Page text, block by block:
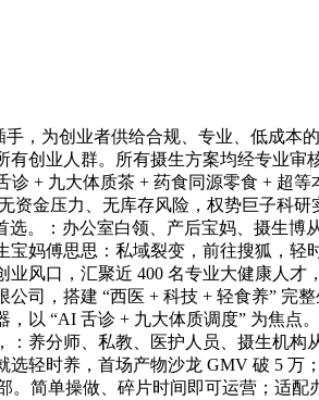
为创业者供给合规、专业、低成本
创业人群。所有摄生方案均经专业
+ 九大体质茶 + 药食同源零食 + 超
资金压力、无库存风险，权势巨子科
。：办公室白领、产后宝妈、摄生
妈傅思思：私域裂变，前往搜狐，
风口，汇聚近 400 名专业大健康人
司，搭建 “西医 + 科技 + 轻食养”
以 “AI 舌诊 + 九大体质调度” 为焦
养分师、私教、医护人员、摄生机
轻时养，首场产物沙龙 GMV 破 5
。简单操做、碎片时间即可运营；适